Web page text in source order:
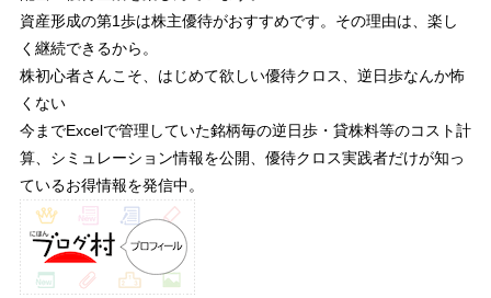
資産形成の第1歩は株主優待がおすすめです。その理由は、楽し
く継続できるから。
株初心者さんこそ、はじめて欲しい優待クロス、逆日歩なんか怖
くない
今までExcelで管理していた銘柄毎の逆日歩・貸株料等のコスト計
算、シミュレーション情報を公開、優待クロス実践者だけが知っ
ているお得情報を発信中。